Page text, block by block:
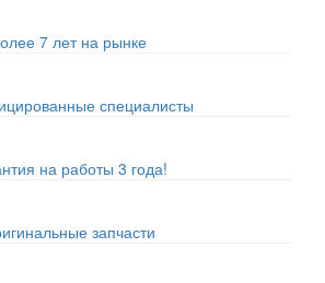
7 лет на рынке
специалисты
на работы 3 года!
запчасти